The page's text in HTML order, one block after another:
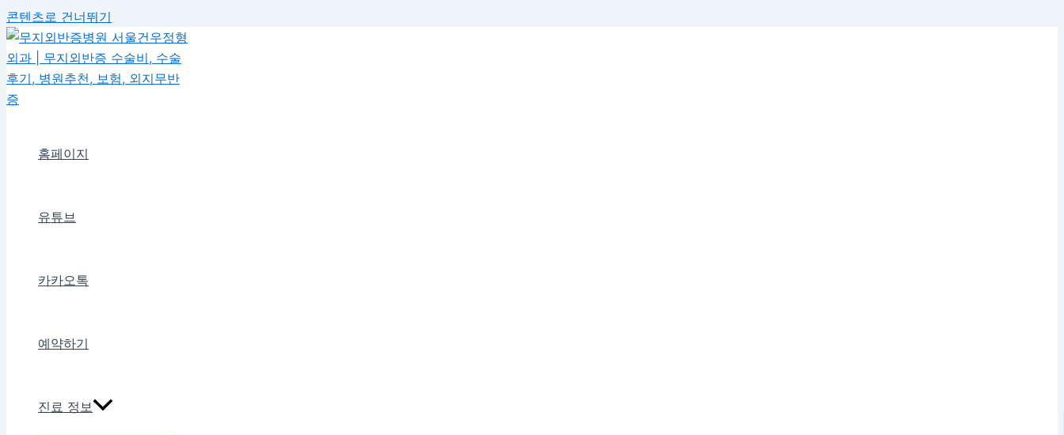
콘텐츠로 건너뛰기
홈페이지
유튜브
카카오톡
예약하기
진료 정보